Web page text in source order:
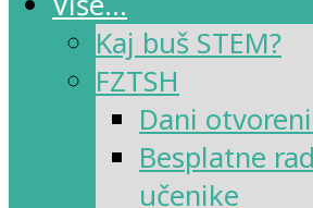
Kaj buš STEM?
FZTSH
Dani
Besplatne
učenike